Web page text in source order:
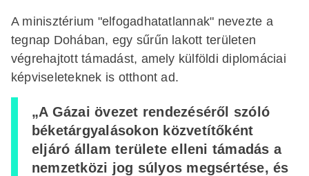
A minisztérium "elfogadhatatlannak" nevezte a
tegnap Dohában, egy sűrűn lakott területen
végrehajtott támadást, amely külföldi diplomáciai
képviseleteknek is otthont ad.
„A Gázai övezet rendezéséről szóló
béketárgyalásokon közvetítőként
eljáró állam területe elleni támadás a
nemzetközi jog súlyos megsértése, és